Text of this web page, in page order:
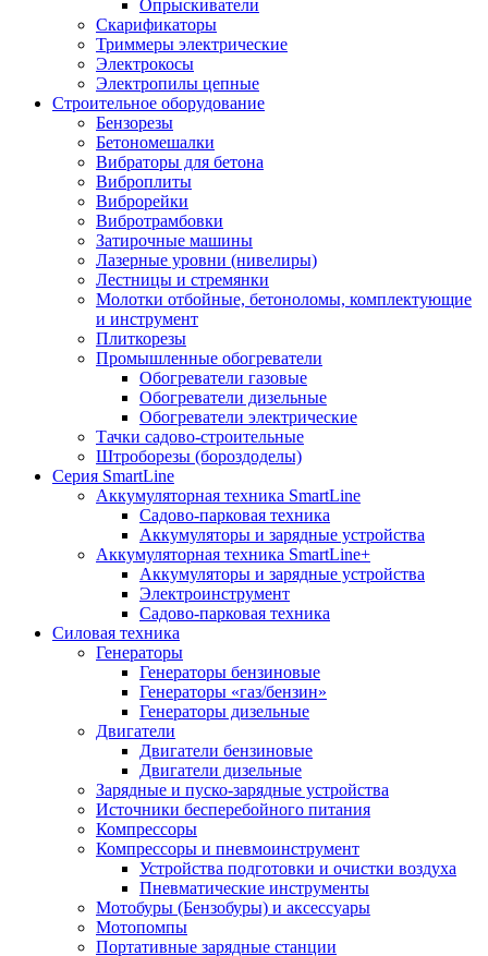
Опрыскиватели
Скарификаторы
Триммеры электрические
Электрокосы
Электропилы цепные
Строительное оборудование
Бензорезы
Бетономешалки
Вибраторы для бетона
Виброплиты
Виброрейки
Вибротрамбовки
Затирочные машины
Лазерные уровни (нивелиры)
Лестницы и стремянки
Молотки отбойные, бетоноломы, комплектующие
и инструмент
Плиткорезы
Промышленные обогреватели
Обогреватели газовые
Обогреватели дизельные
Обогреватели электрические
Тачки садово-строительные
Штроборезы (бороздоделы)
Серия SmartLine
Аккумуляторная техника SmartLine
Садово-парковая техника
Аккумуляторы и зарядные устройства
Аккумуляторная техника SmartLine+
Аккумуляторы и зарядные устройства
Электроинструмент
Садово-парковая техника
Силовая техника
Генераторы
Генераторы бензиновые
Генераторы «газ/бензин»
Генераторы дизельные
Двигатели
Двигатели бензиновые
Двигатели дизельные
Зарядные и пуско-зарядные устройства
Источники бесперебойного питания
Компрессоры
Компрессоры и пневмоинструмент
Устройства подготовки и очистки воздуха
Пневматические инструменты
Мотобуры (Бензобуры) и аксессуары
Мотопомпы
Портативные зарядные станции